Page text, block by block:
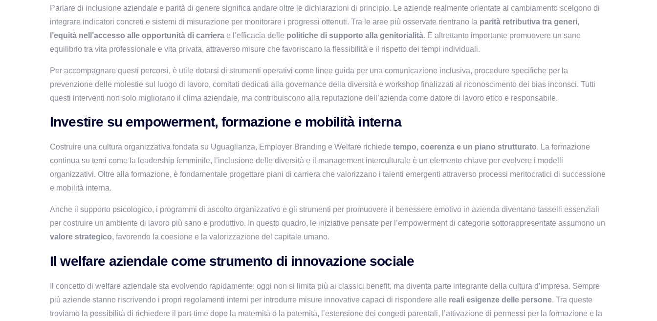
Parlare di inclusione aziendale e parità di genere significa andare oltre le dichiarazioni di principio. Le aziende realmente orientate al cambiamento scelgono di
integrare indicatori concreti e sistemi di misurazione per monitorare i progressi ottenuti. Tra le aree più osservate rientrano la parità retributiva tra generi
l’equità nell’accesso alle opportunità di carriera e l’efficacia delle politiche di supporto alla genitorialità. È altrettanto importante promuovere un sano
equilibrio tra vita professionale e vita privata, attraverso misure che favoriscano la flessibilità e il rispetto dei tempi individuali.
Per accompagnare questi percorsi, è utile dotarsi di strumenti operativi come linee guida per una comunicazione inclusiva, procedure specifiche per la
prevenzione delle molestie sul luogo di lavoro, comitati dedicati alla governance della diversità e workshop finalizzati al riconoscimento dei bias inconsci. Tutti
questi interventi non solo migliorano il clima aziendale, ma contribuiscono alla reputazione dell’azienda come datore di lavoro etico e responsabile.
Investire su empowerment, formazione e mobilità interna
Costruire una cultura organizzativa fondata su Uguaglianza, Employer Branding e Welfare richiede tempo, coerenza e un piano strutturato. La formazione
continua su temi come la leadership femminile, l’inclusione delle diversità e il management interculturale è un elemento chiave per evolvere i modelli
organizzativi. Oltre alla formazione, è fondamentale progettare piani di carriera che valorizzano i talenti emergenti attraverso processi meritocratici di successione
e mobilità interna.
Anche il supporto psicologico, i programmi di ascolto organizzativo e gli strumenti per promuovere il benessere emotivo in azienda diventano tasselli essenziali
valore strategico, favorendo la coesione e la valorizzazione del capitale umano.
Il welfare aziendale come strumento di innovazione sociale
Il concetto di welfare aziendale sta evolvendo rapidamente: oggi non si limita più ai classici benefit, ma diventa parte integrante della cultura d’impresa. Sempre
più aziende stanno riscrivendo i propri regolamenti interni per introdurre misure innovative capaci di rispondere alle reali esigenze delle persone. Tra queste
troviamo la possibilità di richiedere il part-time dopo la maternità o la paternità, l’estensione dei congedi parentali, l’attivazione di permessi per la formazione e la